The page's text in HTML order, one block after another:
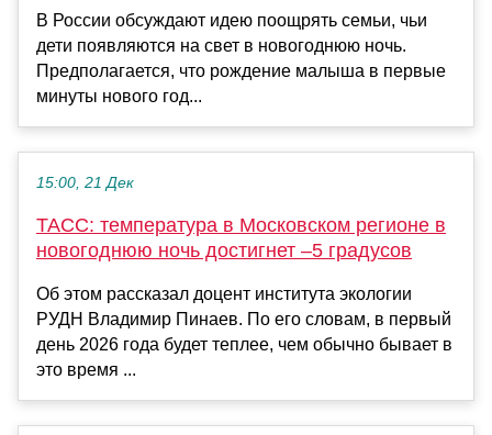
В России обсуждают идею поощрять семьи, чьи
дети появляются на свет в новогоднюю ночь.
Предполагается, что рождение малыша в первые
минуты нового год...
15:00, 21 Дек
ТАСС: температура в Московском регионе в
новогоднюю ночь достигнет –5 градусов
Об этом рассказал доцент института экологии
РУДН Владимир Пинаев. По его словам, в первый
день 2026 года будет теплее, чем обычно бывает в
это время ...